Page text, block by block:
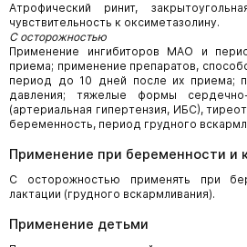
Атрофический ринит,
чувствительность к оксиметазолину.
С осторожностью
Применение ингибиторов МАО и
приема; применение препаратов,
период до 10 дней после их приема;
давления; тяжелые формы сердечно-
(артериальная гипертензия, ИБС),
беременность, период грудного
Применение при беременности и
С осторожностью применять при
лактации (грудного вскармливания).
Применение детьми